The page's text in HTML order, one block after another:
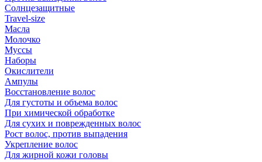
Солнцезащитные
Travel-size
Масла
Молочко
Муссы
Наборы
Окислители
Ампулы
Восстановление волос
Для густоты и объема волос
При химической обработке
Для сухих и поврежденных волос
Рост волос, против выпадения
Укрепление волос
Для жирной кожи головы